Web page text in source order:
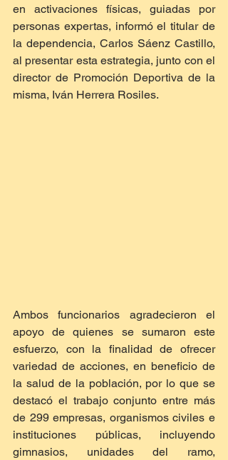
en activaciones físicas, guiadas por
personas expertas, informó el titular de
la dependencia, Carlos Sáenz Castillo,
al presentar esta estrategia, junto con el
director de Promoción Deportiva de la
misma, Iván Herrera Rosiles.
Ambos funcionarios agradecieron el
apoyo de quienes se sumaron este
esfuerzo, con la finalidad de ofrecer
variedad de acciones, en beneficio de
la salud de la población, por lo que se
destacó el trabajo conjunto entre más
de 299 empresas, organismos civiles e
instituciones públicas, incluyendo
gimnasios, unidades del ramo,